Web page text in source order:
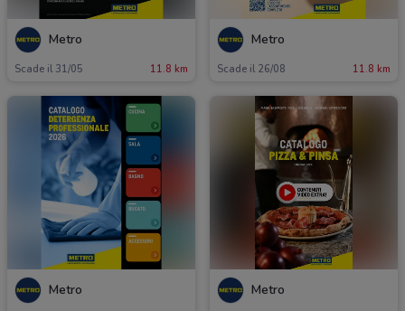
Metro
Scade il 31/05 11.8 km
Metro
Scade il 26/08 11.8 km
Metro Metro